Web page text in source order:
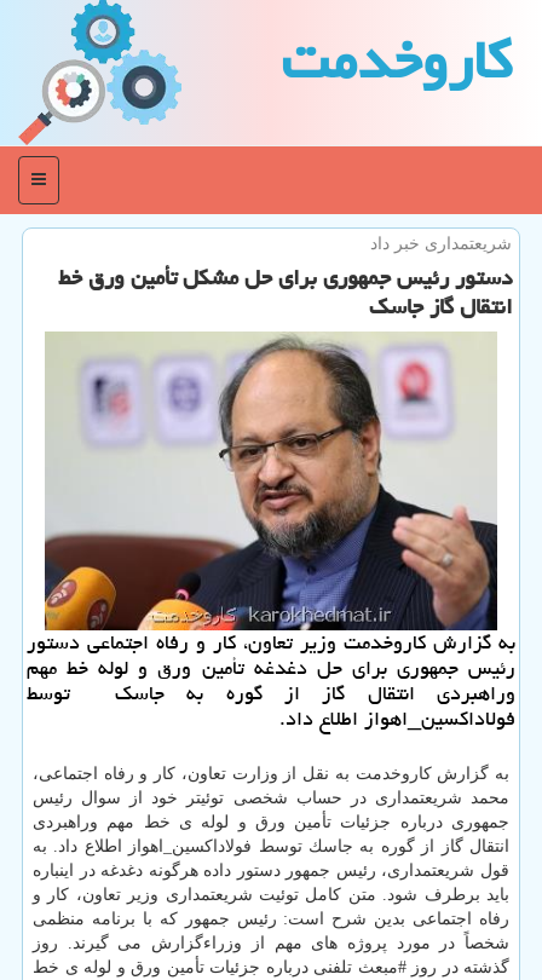
كاروخدمت
منو
شریعتمداری خبر داد
دستور رئیس جمهوری برای حل مشكل تأمین ورق خط
انتقال گاز جاسك
به گزارش كاروخدمت وزیر تعاون، كار و رفاه اجتماعی دستور
رئیس جمهوری برای حل دغدغه تأمین ورق و لوله خط مهم
وراهبردی انتقال گاز‬ از ‫گوره به جاسك ‬ توسط
‫فولاداكسین_اهواز‬ اطلاع داد.
به گزارش كاروخدمت به نقل از وزارت تعاون، كار و رفاه اجتماعی،
محمد شریعتمداری در حساب شخصی توئیتر خود از سوال رئیس
جمهوری درباره جزئیات تأمین ورق و لوله ی خط مهم وراهبردی
انتقال گاز‬ از ‫گوره به جاسك توسط ‫فولاداكسین_اهواز‬ اطلاع داد. به
قول شریعتمداری، رئیس جمهور دستور داده هرگونه دغدغه در اینباره
باید برطرف شود. متن كامل توئیت شریعتمداری وزیر تعاون، كار و
رفاه اجتماعی بدین شرح است: رئیس جمهور كه با برنامه منظمی
شخصاً در مورد پروژه های مهم از وزراءگزارش می گیرند. روز
گذشته در روز #مبعث تلفنی درباره جزئیات تأمین ورق و لوله ی خط